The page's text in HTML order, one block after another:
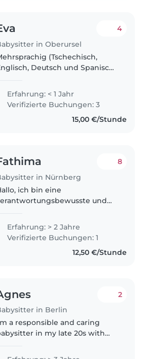
in Oberursel
4
(Tschechisch,
Deutsch und Spanisch),
Ehemalige Medizinstudentin (ich
musste mein Studium leider
unterbrechen) mit Erfahrung in..
Erfahrung: < 1 Jahr
Verifizierte Buchungen: 3
15,00 €/Stunde
in Nürnberg
8
ich bin eine
und
Betreuung von Babys,
Kleinkindern und
Erfahrung: > 2 Jahre
Verifizierte Buchungen: 1
12,50 €/Stunde
in Berlin
2
a responsible and caring
in my late 20s with
looking after children of all ages.